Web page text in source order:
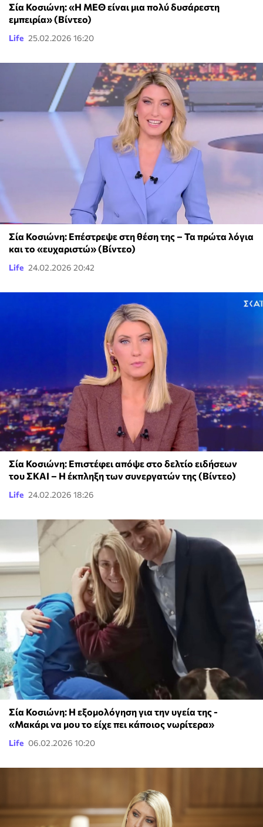
Σία Κοσιώνη: «Η ΜΕΘ είναι μια πολύ δυσάρεστη
εμπειρία» (Βίντεο)
Life 25.02.2026 16:20
Σία Κοσιώνη: Επέστρεψε στη θέση της – Τα πρώτα λόγια
και το «ευχαριστώ» (Βίντεο)
Life 24.02.2026 20:42
Σία Κοσιώνη: Επιστέφει απόψε στο δελτίο ειδήσεων
του ΣΚΑΙ – Η έκπληξη των συνεργατών της (Βίντεο)
Life 24.02.2026 18:26
Σία Κοσιώνη: Η εξομολόγηση για την υγεία της -
«Μακάρι να μου το είχε πει κάποιος νωρίτερα»
Life 06.02.2026 10:20